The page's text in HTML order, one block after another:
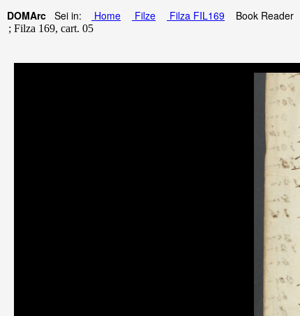
DOMArc Sei in: Home Filze Filza FIL169 Book Reader
; Filza 169, cart. 05